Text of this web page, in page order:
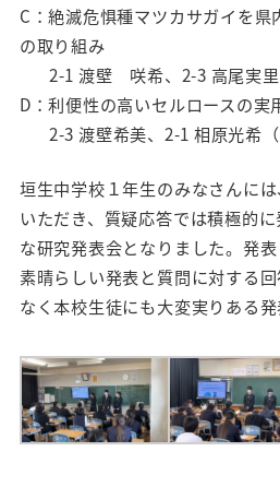
C：絶滅危惧種マツカサガイを
の取り組み
2-1 渡壁 咲希、2-3 高尾実里
D：利便性の高いセルロースの実
2-3 渡壁希美、2-1 相原光希（
垣生中学校１年生のみなさんに
いただき、質疑応答では積極的
な研究発表会となりました。発
素晴らしい発表と質問に対する
なく本校生徒にも大変実りある発